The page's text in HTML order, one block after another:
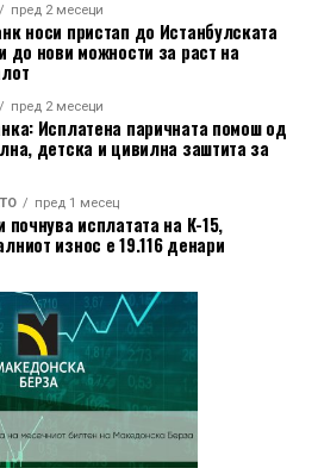
цени ги следи
цени на производите на
од производството. Тој
и не претставува
цени што директно ги
пред 2 месеци
носи пристап до Истанбулската
до нови можности за раст на
пред 2 месеци
Исплатена паричната помош од
детска и цивилна заштита за
пред 1 месец
почнува исплатата на К-15,
износ е 19.116 денари